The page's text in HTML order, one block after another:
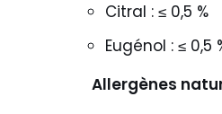
Citral : ≤ 0,5 %
Eugénol : ≤ 0,5
Allergènes